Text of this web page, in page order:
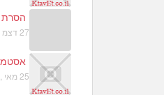
הסרת
27 דצמ , 2009
25 מאי , 2010